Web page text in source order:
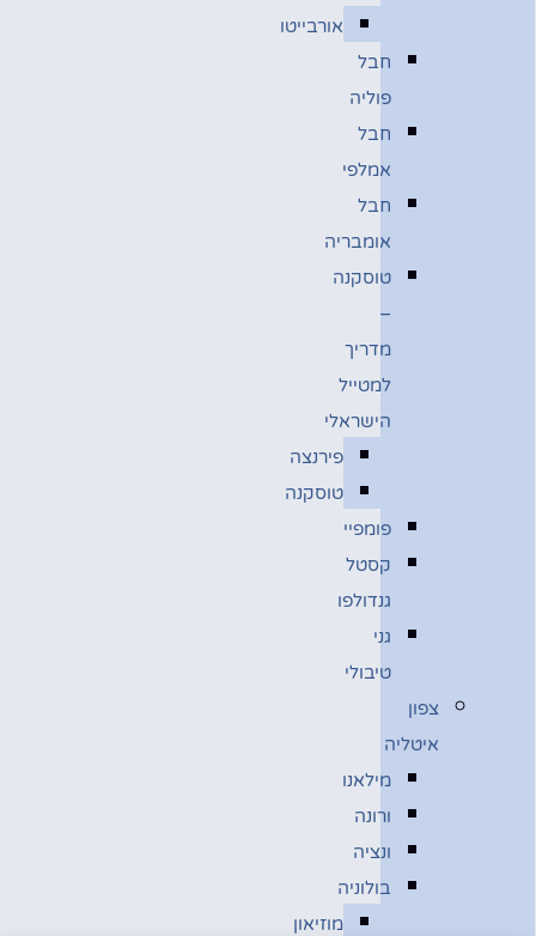
אורבייטו
חבל
פוליה
חבל
אמלפי
חבל
אומבריה
טוסקנה
–
מדריך
למטייל
הישראלי
פירנצה
טוסקנה
פומפיי
קסטל
גנדולפו
גני
טיבולי
צפון
איטליה
מילאנו
ורונה
ונציה
בולוניה
מוזיאון